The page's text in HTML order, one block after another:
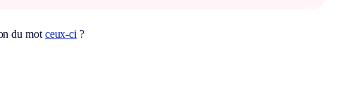
du mot ceux-ci ?